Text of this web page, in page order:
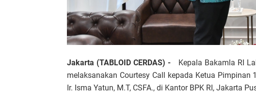
Jakarta (TABLOID CERDAS) -
Kepala Bakamla RI
melaksanakan Courtesy Call kepada Ketua Pimpinan
Ir. Isma Yatun, M.T, CSFA., di Kantor BPK RI, Jakarta